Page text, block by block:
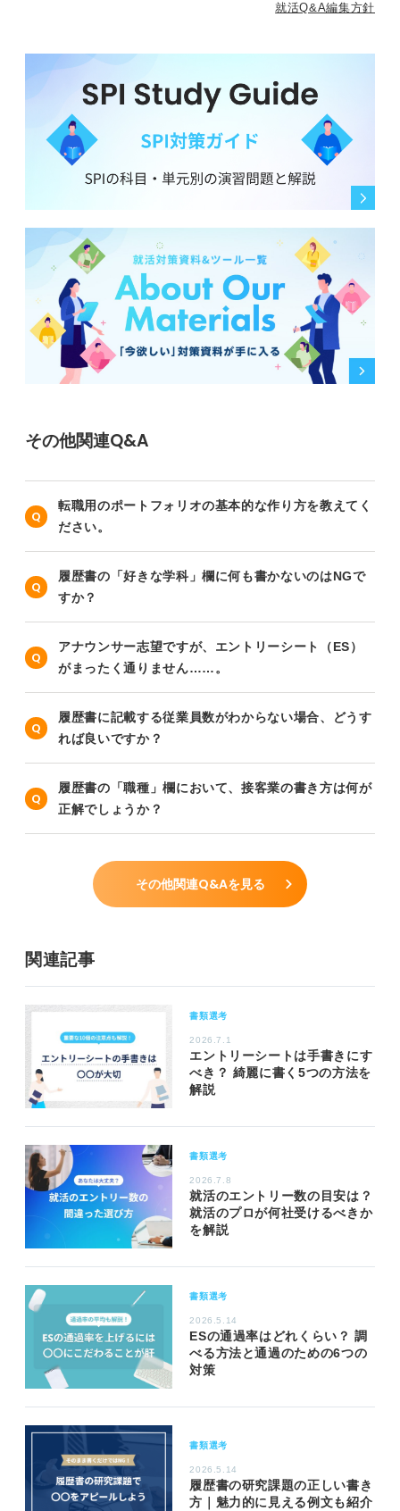
就活Q&A編集方針
その他関連Q&A
転職用のポートフォリオの基本的な作り方を教えてく
ださい。
履歴書の「好きな学科」欄に何も書かないのはNGで
すか？
アナウンサー志望ですが、エントリーシート（ES）
がまったく通りません……。
履歴書に記載する従業員数がわからない場合、どうす
れば良いですか？
履歴書の「職種」欄において、接客業の書き方は何が
正解でしょうか？
その他関連Q&Aを見る
関連記事
書類選考
2026.7.1
エントリーシートは手書きにす
べき？ 綺麗に書く5つの方法を
解説
書類選考
2026.7.8
就活のエントリー数の目安は？
就活のプロが何社受けるべきか
を解説
書類選考
2026.5.14
ESの通過率はどれくらい？ 調
べる方法と通過のための6つの
対策
書類選考
2026.5.14
履歴書の研究課題の正しい書き
方｜魅力的に見える例文も紹介